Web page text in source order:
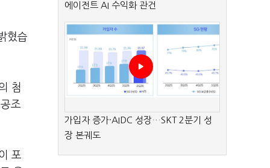
혔습
첨
조
포
에이전트 AI 수익화 관건
가입자 증가·AIDC 성장…SKT 2분기 성
장 본궤도